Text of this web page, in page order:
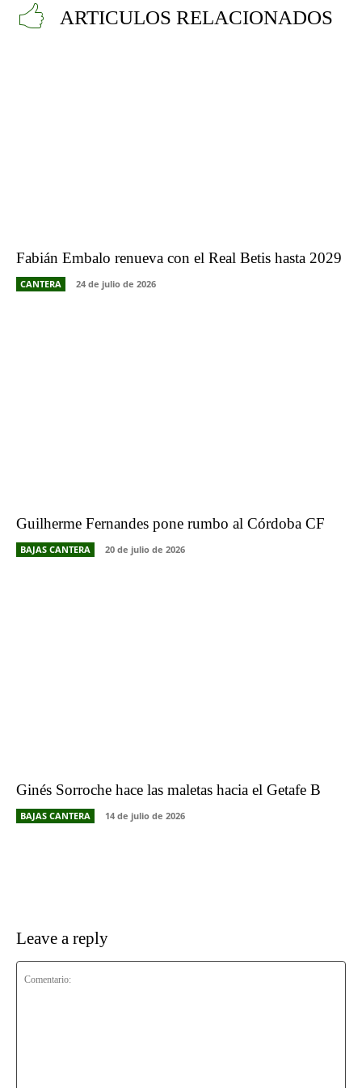
ARTICULOS RELACIONADOS
Fabián Embalo renueva con el Real Betis hasta 2029
CANTERA 24 de julio de 2026
Guilherme Fernandes pone rumbo al Córdoba CF
BAJAS CANTERA 20 de julio de 2026
Ginés Sorroche hace las maletas hacia el Getafe B
BAJAS CANTERA 14 de julio de 2026
Leave a reply